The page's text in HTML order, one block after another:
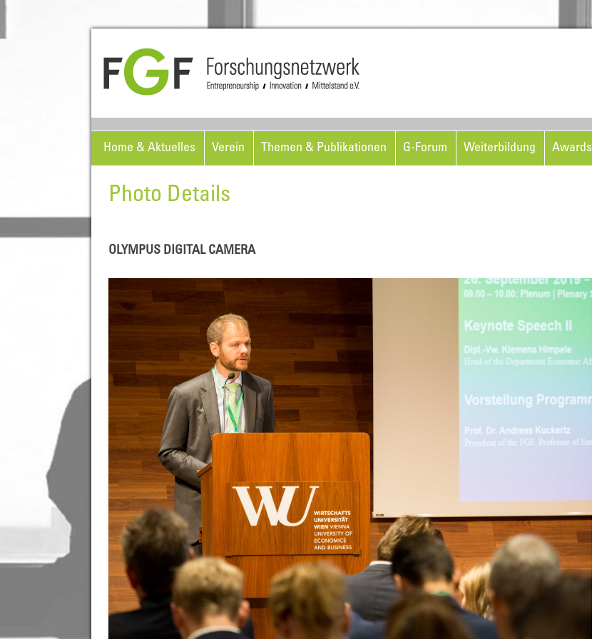
Home & Aktuelles Verein Themen & Publikationen G-Forum Weiterbildung Awards
Photo Details
OLYMPUS DIGITAL CAMERA